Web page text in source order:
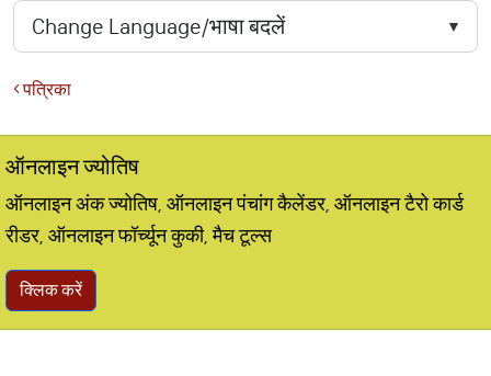
पत्रिका
ऑनलाइन ज्योतिष
ऑनलाइन अंक ज्योतिष, ऑनलाइन पंचांग कैलेंडर, ऑनलाइन टैरो कार्ड
रीडर, ऑनलाइन फॉर्च्यून कुकी, मैच टूल्स
क्लिक करें